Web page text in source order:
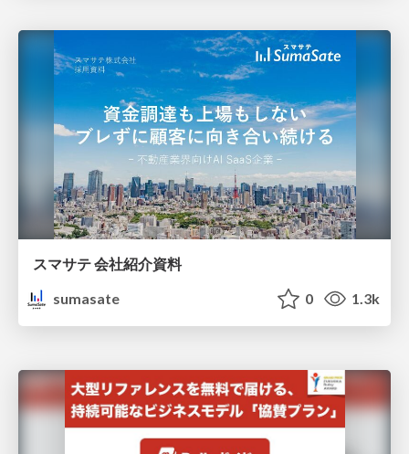
スマサテ 会社紹介資料
sumasate
0 1.3k